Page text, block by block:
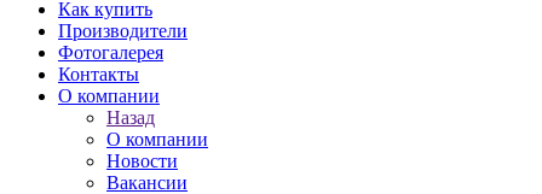
Как купить
Производители
Фотогалерея
Контакты
О компании
Назад
О компании
Новости
Вакансии